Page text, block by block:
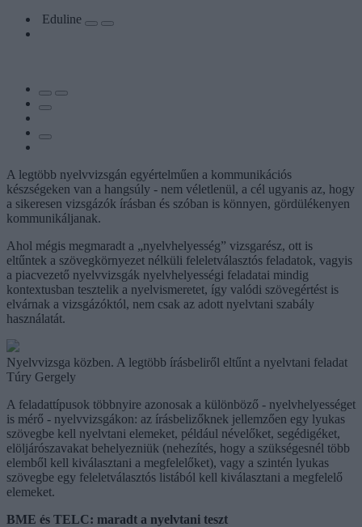
Eduline
A legtöbb nyelvvizsgán egyértelműen a kommunikációs
készségeken van a hangsúly - nem véletlenül, a cél ugyanis az, hogy
a sikeresen vizsgázók írásban és szóban is könnyen, gördülékenyen
kommunikáljanak.
Ahol mégis megmaradt a „nyelvhelyesség” vizsgarész, ott is
eltűntek a szövegkörnyezet nélküli feleletválasztós feladatok, vagyis
a piacvezető nyelvvizsgák nyelvhelyességi feladatai mindig
kontextusban tesztelik a nyelvismeretet, így valódi szövegértést is
elvárnak a vizsgázóktól, nem csak az adott nyelvtani szabály
használatát.
Nyelvvizsga közben. A legtöbb írásbeliről eltűnt a nyelvtani feladat
Túry Gergely
A feladattípusok többnyire azonosak a különböző - nyelvhelyességet
is mérő - nyelvvizsgákon: az írásbelizőknek jellemzően egy lyukas
szövegbe kell nyelvtani elemeket, például névelőket, segédigéket,
elöljárószavakat behelyezniük (nehezítés, hogy a szükségesnél több
elemből kell kiválasztani a megfelelőket), vagy a szintén lyukas
szövegbe egy feleletválasztós listából kell kiválasztani a megfelelő
elemeket.
BME és TELC: maradt a nyelvtani teszt